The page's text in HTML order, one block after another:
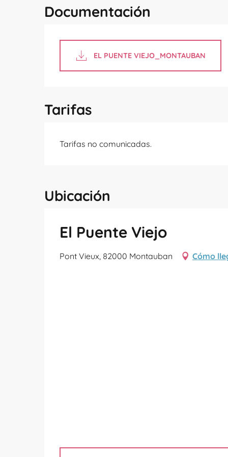
Documentación
EL PUENTE VIEJO_MONTAUBAN
Tarifas
Tarifas no comunicadas.
Ubicación
El Puente Viejo
Pont Vieux, 82000 Montauban Cómo